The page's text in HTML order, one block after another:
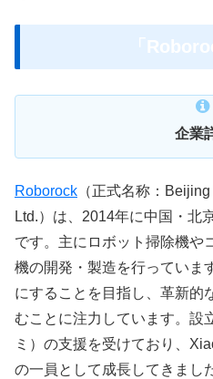
「
企業
Roborock （正式名称：
Ltd.）は、2014年に中国・北
です。主にロボット掃除機や
機の開発・製造を行っていま
にすることを目指し、革新的
むことに注力しています。設
ミ）の支援を受けており、
の一員として成長してきまし